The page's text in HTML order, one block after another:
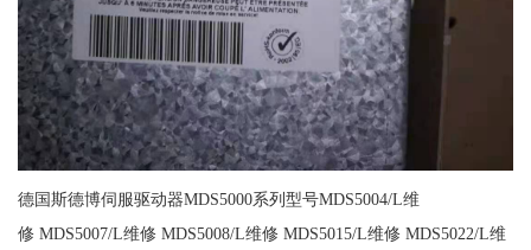
德国斯德博伺服驱动器MDS5000系列型号MDS5004/L维
修 MDS5007/L维修 MDS5008/L维修 MDS5015/L维修 MDS5022/L维